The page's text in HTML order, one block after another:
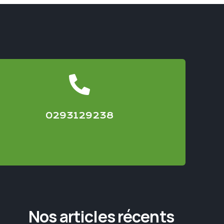
0293129238
Nos articles récents